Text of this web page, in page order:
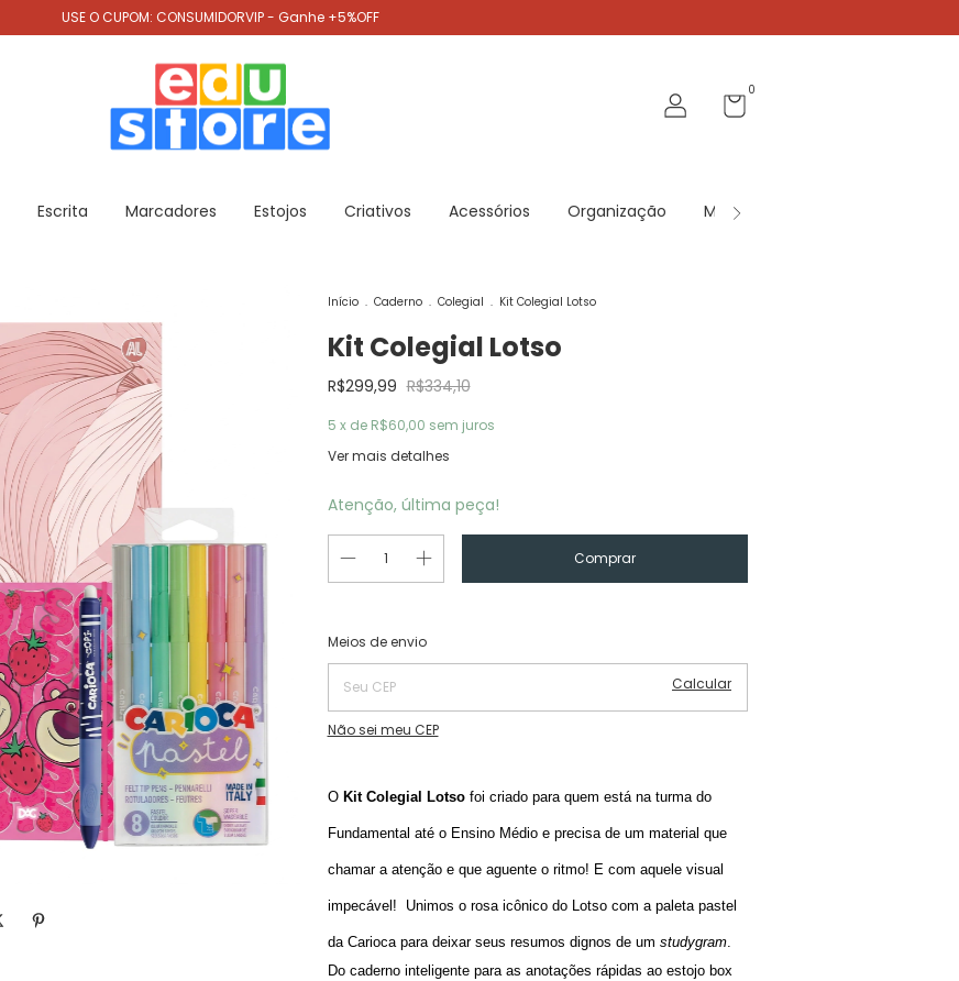
USE O CUPOM: CONSUMIDORVIP - Ganhe +5%OFF
0
Escrita Marcadores Estojos Criativos Acessórios Organização Mobiliário
Início . Caderno . Colegial . Kit Colegial Lotso
Kit Colegial Lotso
R$299,99 R$334,10
5 x de R$60,00 sem juros
Ver mais detalhes
Atenção, última peça!
Entregas para o CEP:
Meios de envio
Calcular
Não sei meu CEP
O Kit Colegial Lotso foi criado para quem está na turma do
Fundamental até o Ensino Médio e precisa de um material que
chamar a atenção e que aguente o ritmo! E com aquele visual
impecável!  Unimos o rosa icônico do Lotso com a paleta pastel
da Carioca para deixar seus resumos dignos de um studygram.
Do caderno inteligente para as anotações rápidas ao estojo box